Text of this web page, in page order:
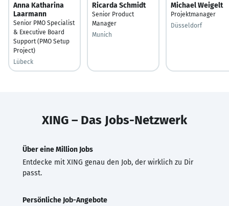
Anna Katharina
Laarmann
Senior PMO Specialist
& Executive Board
Support (PMO Setup
Project)
Lübeck
Ricarda Schmidt
Senior Product
Manager
Munich
Michael Weigelt
Projektmanager
Düsseldorf
XING – Das Jobs-Netzwerk
Über eine Million Jobs
Entdecke mit XING genau den Job, der wirklich zu Dir
passt.
Persönliche Job-Angebote